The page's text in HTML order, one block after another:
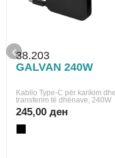
38.203
GALVAN 240W
Kabllo Type-C për karikim dhe
transferim të dhënave, 240W
245,00 ден
‹